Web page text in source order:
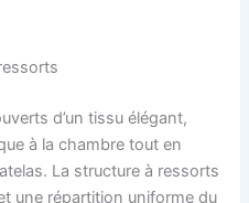
d’un tissu élégant,
à la chambre tout en
La structure à ressorts
une répartition uniforme du